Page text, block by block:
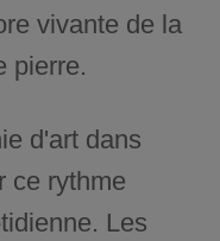
vivante de la
pierre.
d'art dans
ce rythme
Les